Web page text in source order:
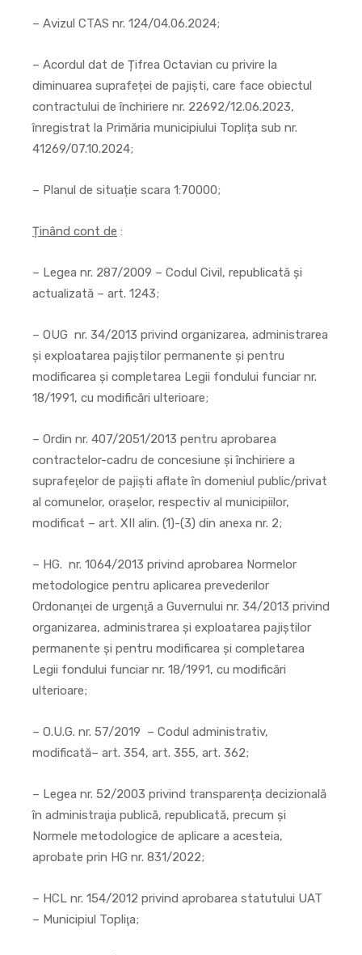
– Avizul CTAS nr. 124/04.06.2024;
– Acordul dat de Țifrea Octavian cu privire la
diminuarea suprafeței de pajiști, care face obiectul
contractului de închiriere nr. 22692/12.06.2023,
înregistrat la Primăria municipiului Toplița sub nr.
41269/07.10.2024;
– Planul de situație scara 1:70000;
Ținând cont de :
– Legea nr. 287/2009 – Codul Civil, republicată și
actualizată – art. 1243;
– OUG nr. 34/2013 privind organizarea, administrarea
şi exploatarea pajiştilor permanente şi pentru
modificarea şi completarea Legii fondului funciar nr.
18/1991, cu modificări ulterioare;
– Ordin nr. 407/2051/2013 pentru aprobarea
contractelor-cadru de concesiune şi închiriere a
suprafeţelor de pajişti aflate în domeniul public/privat
al comunelor, oraşelor, respectiv al municipiilor,
modificat – art. XII alin. (1)-(3) din anexa nr. 2;
– HG. nr. 1064/2013 privind aprobarea Normelor
metodologice pentru aplicarea prevederilor
Ordonanţei de urgenţă a Guvernului nr. 34/2013 privind
organizarea, administrarea şi exploatarea pajiştilor
permanente şi pentru modificarea şi completarea
Legii fondului funciar nr. 18/1991, cu modificări
ulterioare;
– O.U.G. nr. 57/2019 – Codul administrativ,
modificată– art. 354, art. 355, art. 362;
– Legea nr. 52/2003 privind transparența decizională
în administraţia publică, republicată, precum și
Normele metodologice de aplicare a acesteia,
aprobate prin HG nr. 831/2022;
– HCL nr. 154/2012 privind aprobarea statutului UAT
– Municipiul Topliţa;